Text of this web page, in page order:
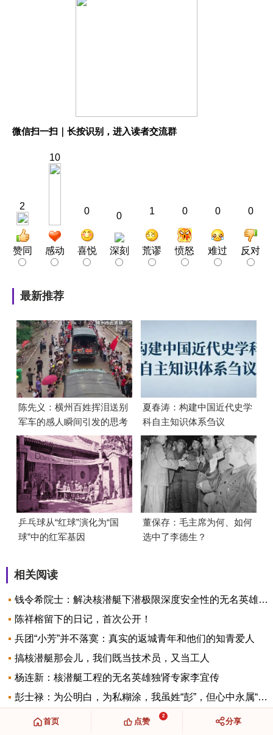
微信扫一扫｜长按识别，进入读者交流群
2
赞同
10
感动
0
喜悦
0
深刻
1
荒谬
0
愤怒
0
难过
0
反对
最新推荐
陈先义：横州百姓挥泪送别
军车的感人瞬间引发的思考
夏春涛：构建中国近代史学
科自主知识体系刍议
乒乓球从“红球”演化为“国
球”中的红军基因
董保存：毛主席为何、如何
选中了李德生？
相关阅读
钱令希院士：解决核潜艇下潜极限深度安全性的无名英雄科学家
陈祥榕留下的日记，首次公开！
兵团“小芳”并不落寞：真实的返城青年和他们的知青爱人
搞核潜艇那会儿，我们既当技术员，又当工人
杨连新：核潜艇工程的无名英雄独肾专家李宜传
彭士禄：为公明白，为私糊涂，我虽姓“彭”，但心中永属“百姓”！
首页
2
点赞 分享